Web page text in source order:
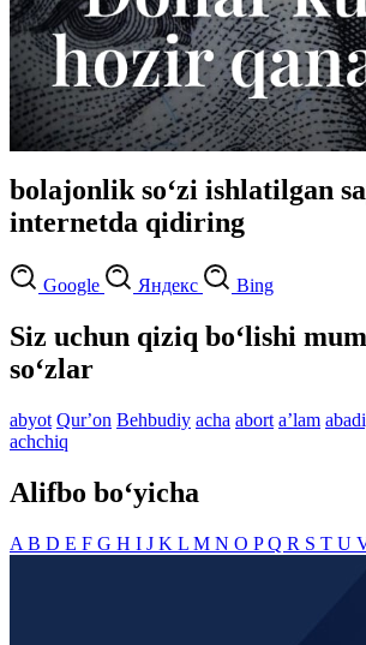
bolajonlik so‘zi ishlatilgan
internetda qidiring
Google Яндекс Bing
Siz uchun qiziq bo‘lishi
so‘zlar
abyot Qurʼon Behbudiy acha abort aʼlam
achchiq
Alifbo bo‘yicha
A B D E F G H I J K L M N O PQ R S T U